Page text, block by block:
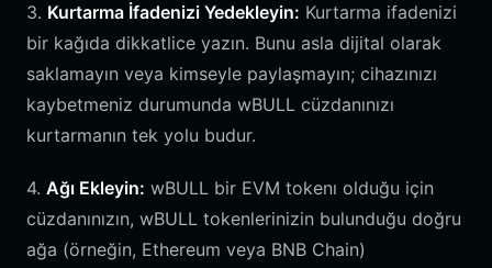
3. Kurtarma İfadenizi Yedekleyin: Kurtarma ifadenizi
bir kağıda dikkatlice yazın. Bunu asla dijital olarak
saklamayın veya kimseyle paylaşmayın; cihazınızı
kaybetmeniz durumunda wBULL cüzdanınızı
kurtarmanın tek yolu budur.
4. Ağı Ekleyin: wBULL bir EVM tokenı olduğu için
cüzdanınızın, wBULL tokenlerinizin bulunduğu doğru
ağa (örneğin, Ethereum veya BNB Chain)